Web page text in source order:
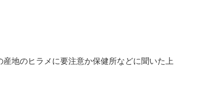
地のヒラメに要注意か保健所などに聞いた上